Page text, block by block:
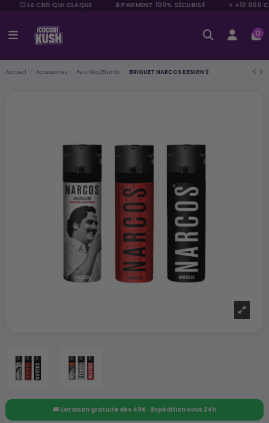
💥 LE CBD QUI CLAQUE 🔒 PAIEMENT 100% SÉCURISÉ ⭐ +10 000
0
Accueil Accessoires Feuilles/Blunts BRIQUET NARCOS DESIGN 3
🚚 Livraison gratuite dès 49€ · Expédition sous 24h